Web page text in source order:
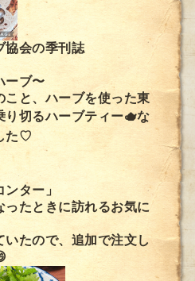
協会の季刊誌
ーブ〜
こと、ハーブを使った東
り切るハーブティー🫖な
た♡
ンター」
ったときに訪れるお気に
いたので、追加で注文し